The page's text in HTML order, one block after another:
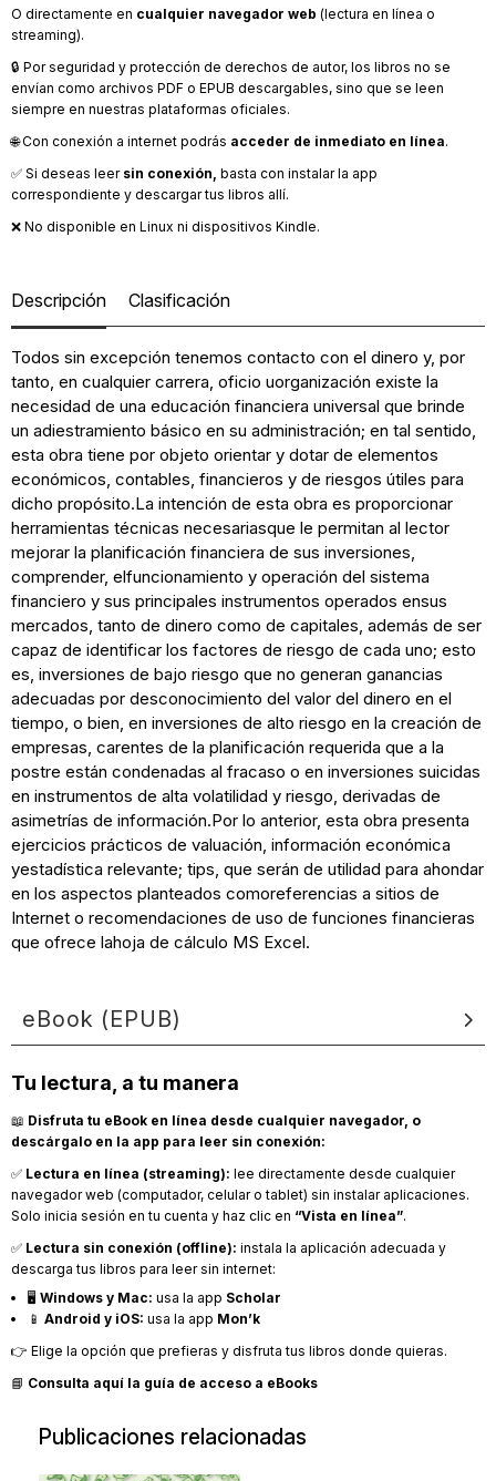
O directamente en cualquier navegador web (lectura en línea o
streaming).
🔒 Por seguridad y protección de derechos de autor, los libros no se
envían como archivos PDF o EPUB descargables, sino que se leen
siempre en nuestras plataformas oficiales.
🌐 Con conexión a internet podrás acceder de inmediato en línea.
✅ Si deseas leer sin conexión, basta con instalar la app
correspondiente y descargar tus libros allí.
❌ No disponible en Linux ni dispositivos Kindle.
Descripción Clasificación
Todos sin excepción tenemos contacto con el dinero y, por
tanto, en cualquier carrera, oficio uorganización existe la
necesidad de una educación financiera universal que brinde
un adiestramiento básico en su administración; en tal sentido,
esta obra tiene por objeto orientar y dotar de elementos
económicos, contables, financieros y de riesgos útiles para
dicho propósito.La intención de esta obra es proporcionar
herramientas técnicas necesariasque le permitan al lector
mejorar la planificación financiera de sus inversiones,
comprender, elfuncionamiento y operación del sistema
financiero y sus principales instrumentos operados ensus
mercados, tanto de dinero como de capitales, además de ser
capaz de identificar los factores de riesgo de cada uno; esto
es, inversiones de bajo riesgo que no generan ganancias
adecuadas por desconocimiento del valor del dinero en el
tiempo, o bien, en inversiones de alto riesgo en la creación de
empresas, carentes de la planificación requerida que a la
postre están condenadas al fracaso o en inversiones suicidas
en instrumentos de alta volatilidad y riesgo, derivadas de
asimetrías de información.Por lo anterior, esta obra presenta
ejercicios prácticos de valuación, información económica
yestadística relevante; tips, que serán de utilidad para ahondar
en los aspectos planteados comoreferencias a sitios de
Internet o recomendaciones de uso de funciones financieras
que ofrece lahoja de cálculo MS Excel.
eBook (EPUB)
Tu lectura, a tu manera
📖 Disfruta tu eBook en línea desde cualquier navegador, o
descárgalo en la app para leer sin conexión:
✅ Lectura en línea (streaming): lee directamente desde cualquier
navegador web (computador, celular o tablet) sin instalar aplicaciones.
Solo inicia sesión en tu cuenta y haz clic en “Vista en línea”.
✅ Lectura sin conexión (offline): instala la aplicación adecuada y
descarga tus libros para leer sin internet:
🖥️ Windows y Mac: usa la app Scholar
📱 Android y iOS: usa la app Mon’k
👉 Elige la opción que prefieras y disfruta tus libros donde quieras.
📘 Consulta aquí la guía de acceso a eBooks
Publicaciones relacionadas